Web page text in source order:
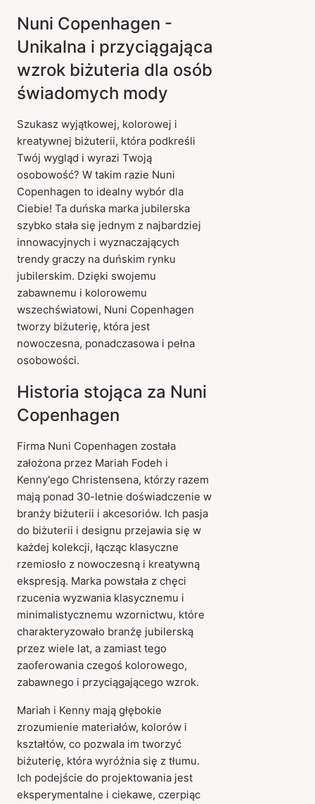
Nuni Copenhagen -
Unikalna i przyciągająca
wzrok biżuteria dla osób
świadomych mody
Szukasz wyjątkowej, kolorowej i
kreatywnej biżuterii, która podkreśli
Twój wygląd i wyrazi Twoją
osobowość? W takim razie Nuni
Copenhagen to idealny wybór dla
Ciebie! Ta duńska marka jubilerska
szybko stała się jednym z najbardziej
innowacyjnych i wyznaczających
trendy graczy na duńskim rynku
jubilerskim. Dzięki swojemu
zabawnemu i kolorowemu
wszechświatowi, Nuni Copenhagen
tworzy biżuterię, która jest
nowoczesna, ponadczasowa i pełna
osobowości.
Historia stojąca za Nuni
Copenhagen
Firma Nuni Copenhagen została
założona przez Mariah Fodeh i
Kenny'ego Christensena, którzy razem
mają ponad 30-letnie doświadczenie w
branży biżuterii i akcesoriów. Ich pasja
do biżuterii i designu przejawia się w
każdej kolekcji, łącząc klasyczne
rzemiosło z nowoczesną i kreatywną
ekspresją. Marka powstała z chęci
rzucenia wyzwania klasycznemu i
minimalistycznemu wzornictwu, które
charakteryzowało branżę jubilerską
przez wiele lat, a zamiast tego
zaoferowania czegoś kolorowego,
zabawnego i przyciągającego wzrok.
Mariah i Kenny mają głębokie
zrozumienie materiałów, kolorów i
kształtów, co pozwala im tworzyć
biżuterię, która wyróżnia się z tłumu.
Ich podejście do projektowania jest
eksperymentalne i ciekawe, czerpiąc